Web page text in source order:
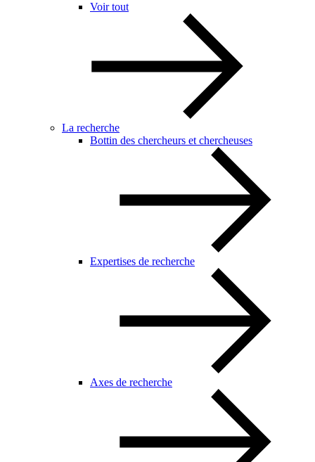
Voir tout
La recherche
Bottin des chercheurs et chercheuses
Expertises de recherche
Axes de recherche